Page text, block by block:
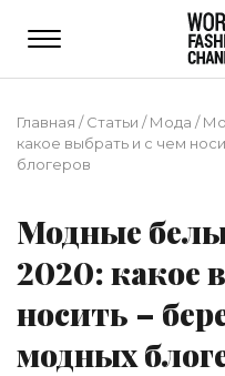
Главная /Статьи /Мода /
какое выбрать и с чем
блогеров
Модные
2020: какое
носить –
модных